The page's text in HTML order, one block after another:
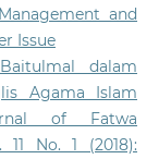
and
Issue
dalam
Agama Islam
of Fatwa
No. 1 (2018):